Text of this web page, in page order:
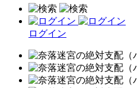
ログイン